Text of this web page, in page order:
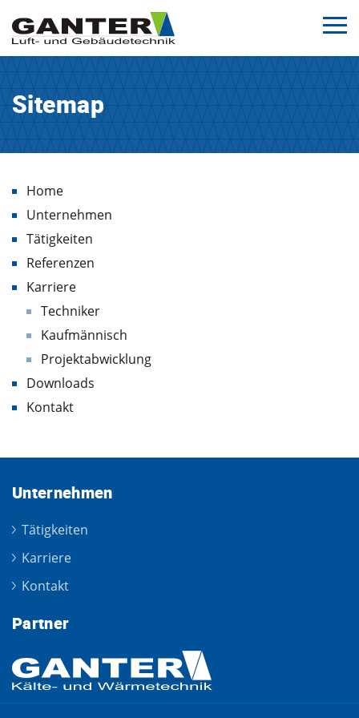
Sitemap
Home
Unternehmen
Tätigkeiten
Referenzen
Karriere
Techniker
Kaufmännisch
Projektabwicklung
Downloads
Kontakt
Unternehmen
Tätigkeiten
Karriere
Kontakt
Partner